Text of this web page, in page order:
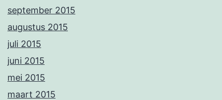
september 2015
augustus 2015
juli 2015
juni 2015
mei 2015
maart 2015